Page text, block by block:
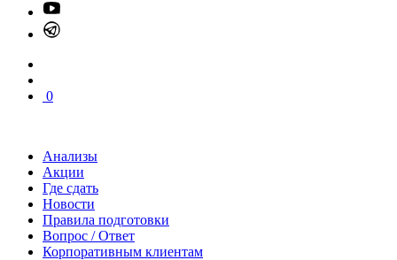
0
Анализы
Акции
Где сдать
Новости
Правила подготовки
Вопрос / Ответ
Корпоративным клиентам